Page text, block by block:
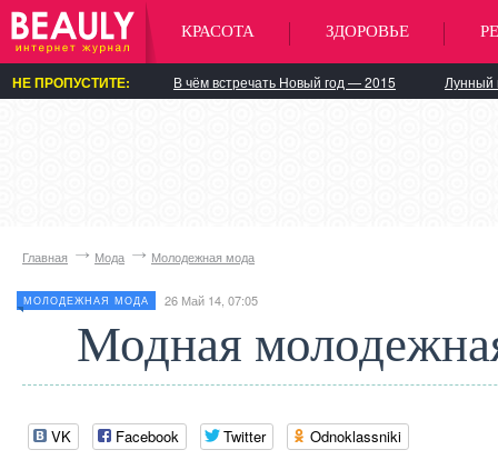
КРАСОТА ЗДОРОВЬЕ
НЕ ПРОПУСТИТЕ: В чём встречать Новый год — 2015 Лунный
Главная Мода Молодежная мода
МОЛОДЕЖНАЯ МОДА 26 Май 14, 07:05
Модная
VK Facebook Twitter Odnoklassniki